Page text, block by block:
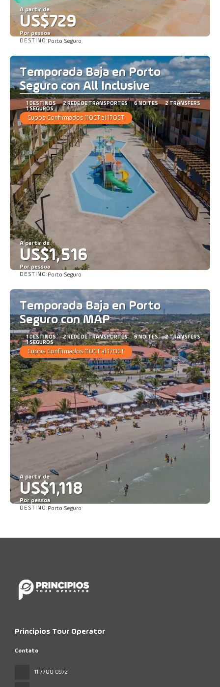
A partir de
US$729
Por pessoa
DESTINO:Porto Seguro
Temporada Baja en Porto
Seguro con All Inclusive
1 DESTINOS 2 REDE DE TRANSPORTES 6 NOITES
2 TRANSFERS
1 SEGUROS
Cupos Confirmados 11OCT al 17OCT
A partir de
US$1,516
Por pessoa
DESTINO:Porto Seguro
Temporada Baja en Porto
Seguro con MAP
1 DESTINOS 2 REDE DE TRANSPORTES 6 NOITES
2 TRANSFERS
1 SEGUROS
Cupos Confirmados 11OCT al 17OCT
A partir de
US$1,118
Por pessoa
DESTINO:Porto Seguro
Principios Tour Operator
Contato
11 7700 0972